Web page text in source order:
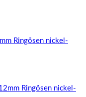
Ringösen nickel-